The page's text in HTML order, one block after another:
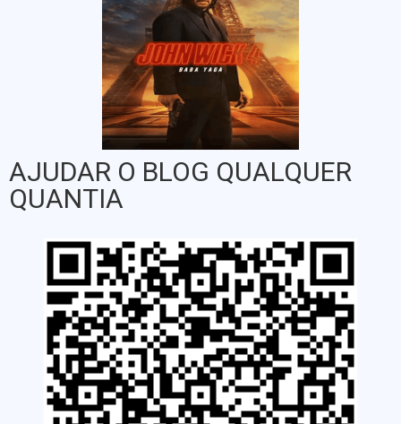
AJUDAR O BLOG QUALQUER
QUANTIA